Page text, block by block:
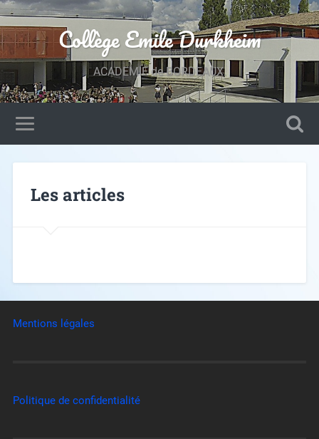
Collège Emile Durkheim
ACADEMIE de BORDEAUX.
Les articles
Mentions légales
Politique de confidentialité